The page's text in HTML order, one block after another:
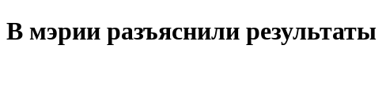
В мэрии разъяснили